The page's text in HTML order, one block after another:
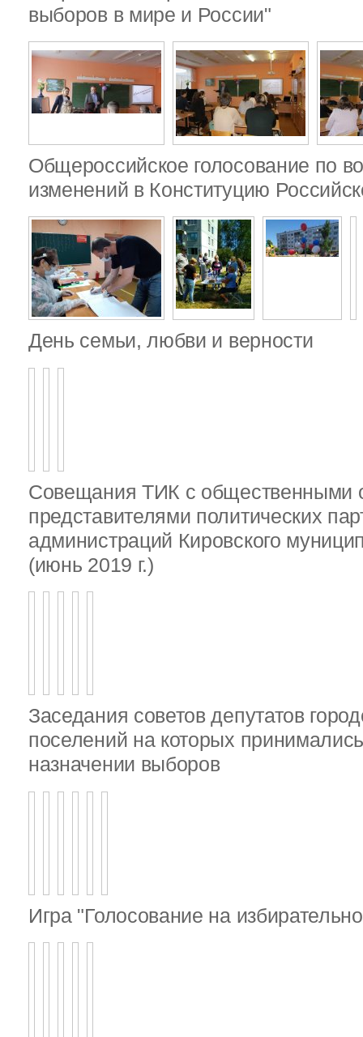
выборов в мире и России"
Общероссийское голосование по
изменений в Конституцию
День семьи, любви и верности
Совещания ТИК с общественными
представителями политических
администраций Кировского
(июнь 2019 г.)
Заседания советов депутатов
поселений на которых
назначении выборов
Игра "Голосование на